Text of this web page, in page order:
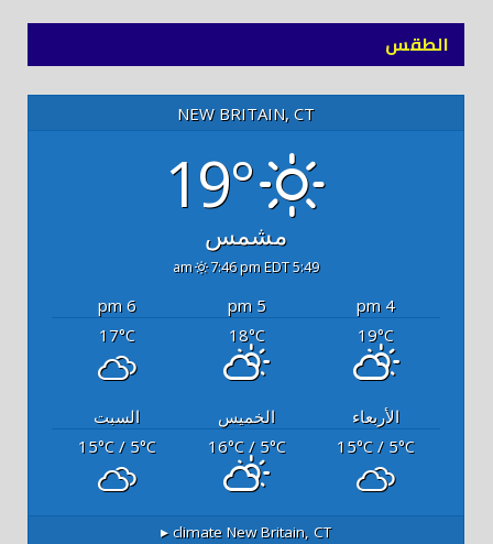
الطقس
NEW BRITAIN, CT
19°
مشمس
5:49 am
7:46 pm EDT
4 pm
5 pm
6 pm
19°C
18°C
17°C
الأربعاء الخميس
السبت
15°C / 5°C
16°C/ 5°C
15°C/ 5°C
New Britain, CT